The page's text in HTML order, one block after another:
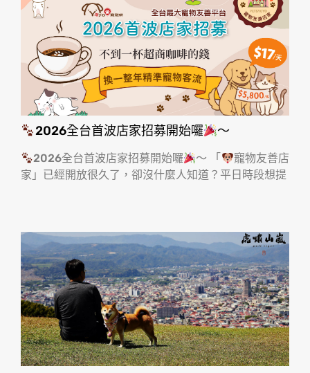
2026全台首波店家招募開始囉 ～
2026全台首波店家招募開始囉 ～ 「
寵物友善店
家」已經開放很久了，卻沒什麼人知道？平日時段想提